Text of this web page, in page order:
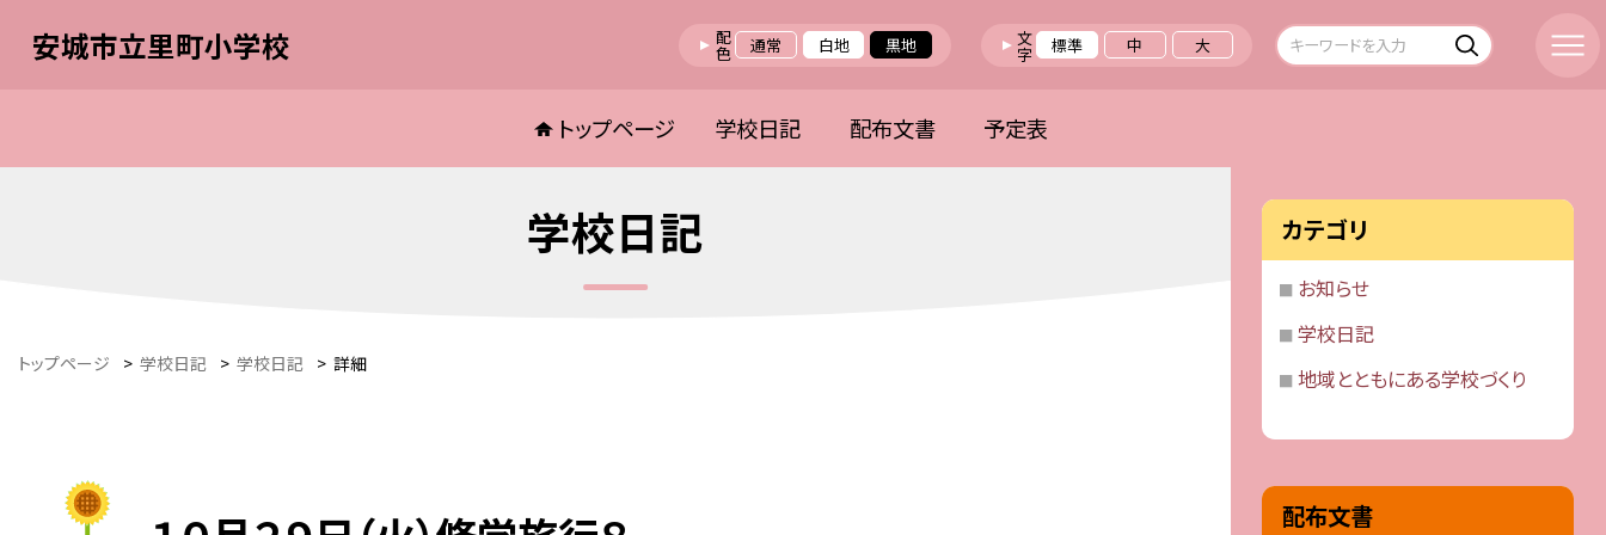
安城市立里町小学校 配色 通常 白地 黒地 文字 標準 中 大
トップページ 学校日記 配布文書 予定表
学校日記
トップページ > 学校日記 > 学校日記 > 詳細
カテゴリ
お知らせ
学校日記
地域とともにある学校づくり
配布文書